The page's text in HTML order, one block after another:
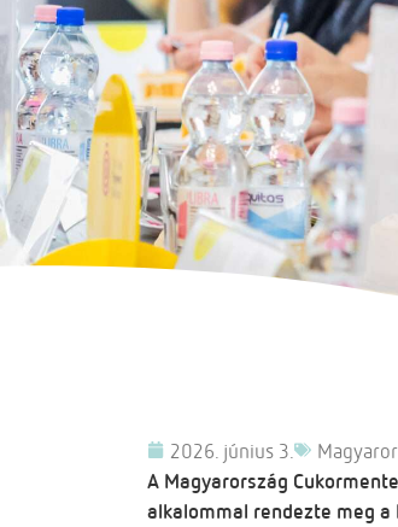
2026. június 3.
A Magyarország
alkalommal rendezte meg a